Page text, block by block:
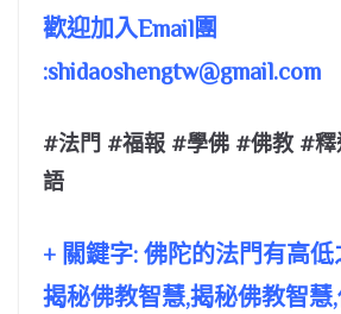
歡迎加入Email團
:shidaoshengtw@gmail.com
#法門 #福報 #學佛 #佛教 #釋
語
+ 關鍵字: 佛陀的法門有高低
揭秘佛教智慧,揭秘佛教智慧